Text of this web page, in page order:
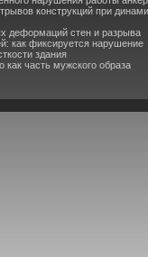
конструкций при
деформаций стен и разрыва
как фиксируется нарушение
здания
как часть мужского образа